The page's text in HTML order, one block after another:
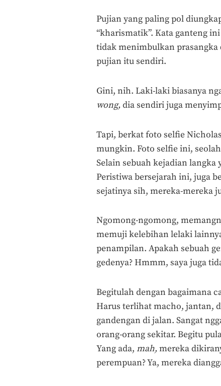
Pujian yang paling pol
“kharismatik”. Kata ganteng
tidak menimbulkan
pujian itu sendiri.
Gini, nih. Laki-laki biasanya
wong, dia sendiri juga
Tapi, berkat foto selfie
mungkin. Foto selfie ini,
Selain sebuah kejadian
Peristiwa bersejarah ini, juga
sejatinya sih, mereka-mereka
Ngomong-ngomong,
memuji kelebihan lelaki
penampilan. Apakah sebuah
gedenya? Hmmm, saya juga
Begitulah dengan bagaimana
Harus terlihat macho, jantan,
gandengan di jalan. Sangat
orang-orang sekitar. Begitu
Yang ada, mah, mereka
perempuan? Ya, mereka